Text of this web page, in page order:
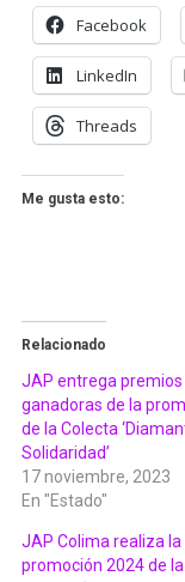
Facebook
LinkedIn
Threads
Me gusta esto:
Relacionado
JAP entrega premios
ganadoras de la
de la Colecta
Solidaridad’
17 noviembre, 2023
En "Estado"
JAP Colima realiza la
promoción 2024 de la